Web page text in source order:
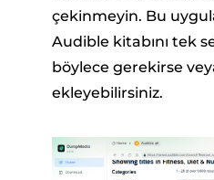
çekinmeyin. Bu
Audible kitabını tek
böylece gerekirse
ekleyebilirsiniz.